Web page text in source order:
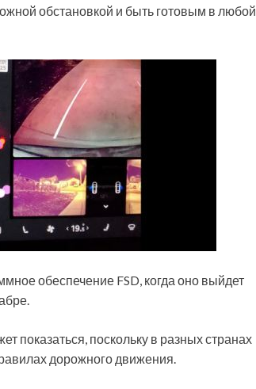
обстановкой и быть готовым в любой
обеспечение FSD, когда оно выйдет
показаться, поскольку в разных странах
дорожного движения.